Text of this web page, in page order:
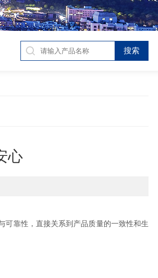
心
可靠性，直接关系到产品质量的一致性和生